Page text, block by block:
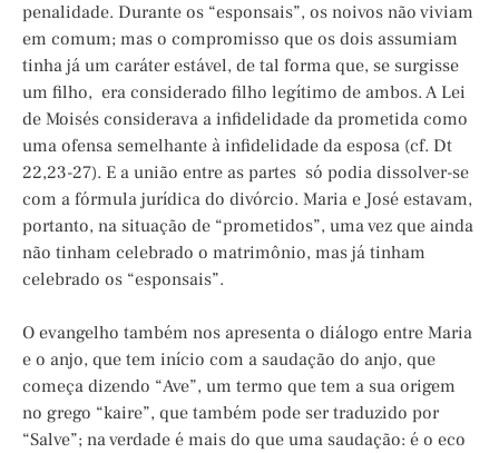
penalidade. Durante os “esponsais”, os noivos não viviam
em comum; mas o compromisso que os dois assumiam
tinha já um caráter estável, de tal forma que, se surgisse
um filho, era considerado filho legítimo de ambos. A Lei
de Moisés considerava a infidelidade da prometida como
uma ofensa semelhante à infidelidade da esposa (cf. Dt
22,23-27). E a união entre as partes só podia dissolver-se
com a fórmula jurídica do divórcio. Maria e José estavam,
portanto, na situação de “prometidos”, uma vez que ainda
não tinham celebrado o matrimônio, mas já tinham
celebrado os “esponsais”.
O evangelho também nos apresenta o diálogo entre Maria
e o anjo, que tem início com a saudação do anjo, que
começa dizendo “Ave”, um termo que tem a sua origem
no grego “kaire”, que também pode ser traduzido por
“Salve”; na verdade é mais do que uma saudação: é o eco